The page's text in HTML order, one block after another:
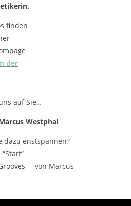
finden
der
auf Sie…
Westphal
dazu enstspannen?
– von Marcus